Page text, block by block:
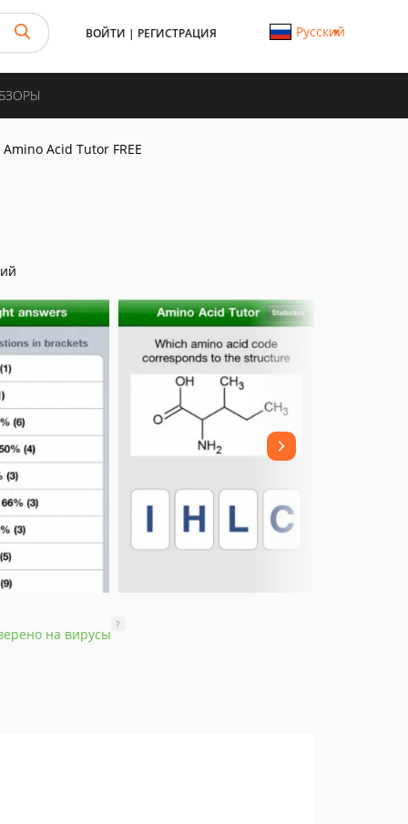
ВОЙТИ | РЕГИСТРАЦИЯ Русский
Amino Acid Tutor FREE
на вирусы
?